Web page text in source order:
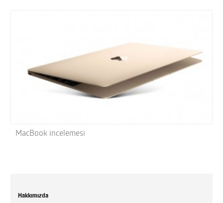
MacBook incelemesi
Hakkımızda